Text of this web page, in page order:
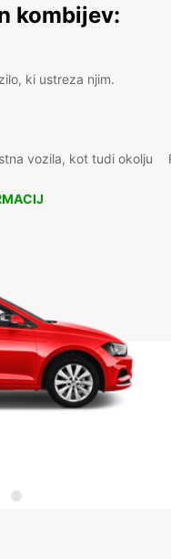
kombijev:
ki ustreza njim.
vozila, kot tudi okolju